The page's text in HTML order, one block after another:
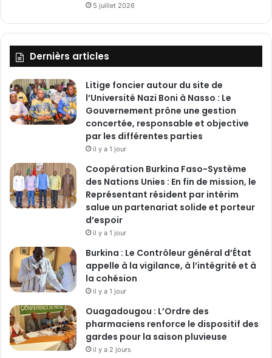
5 juillet 2026
Dernièrs articles
Litige foncier autour du site de
l’Université Nazi Boni à Nasso : Le
Gouvernement prône une gestion
concertée, responsable et objective
par les différentes parties
il y a 1 jour
‎Coopération Burkina Faso-Système
des Nations Unies : En fin de mission, le
Représentant résident par intérim
salue un partenariat solide et porteur
d’espoir
il y a 1 jour
Burkina : Le Contrôleur général d’État
appelle à la vigilance, à l’intégrité et à
la cohésion
il y a 1 jour
Ouagadougou : L’Ordre des
pharmaciens renforce le dispositif des
gardes pour la saison pluvieuse
il y a 2 jours